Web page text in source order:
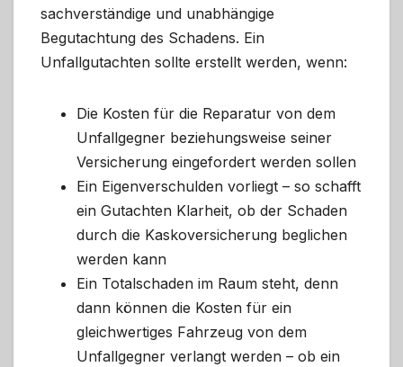
sachverständige und unabhängige
Begutachtung des Schadens. Ein
Unfallgutachten sollte erstellt werden, wenn:
Die Kosten für die Reparatur von dem
Unfallgegner beziehungsweise seiner
Versicherung eingefordert werden sollen
Ein Eigenverschulden vorliegt – so schafft
ein Gutachten Klarheit, ob der Schaden
durch die Kaskoversicherung beglichen
werden kann
Ein Totalschaden im Raum steht, denn
dann können die Kosten für ein
gleichwertiges Fahrzeug von dem
Unfallgegner verlangt werden – ob ein